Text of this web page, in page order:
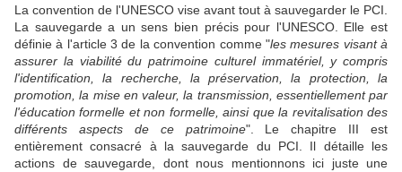
La convention de l'UNESCO vise avant tout à sauvegarder le PCI.
La sauvegarde a un sens bien précis pour l'UNESCO. Elle est
définie à l'article 3 de la convention comme "les mesures visant à
assurer la viabilité du patrimoine culturel immatériel, y compris
l'identification, la recherche, la préservation, la protection, la
promotion, la mise en valeur, la transmission, essentiellement par
l'éducation formelle et non formelle, ainsi que la revitalisation des
différents aspects de ce patrimoine". Le chapitre III est
entièrement consacré à la sauvegarde du PCI. Il détaille les
actions de sauvegarde, dont nous mentionnons ici juste une